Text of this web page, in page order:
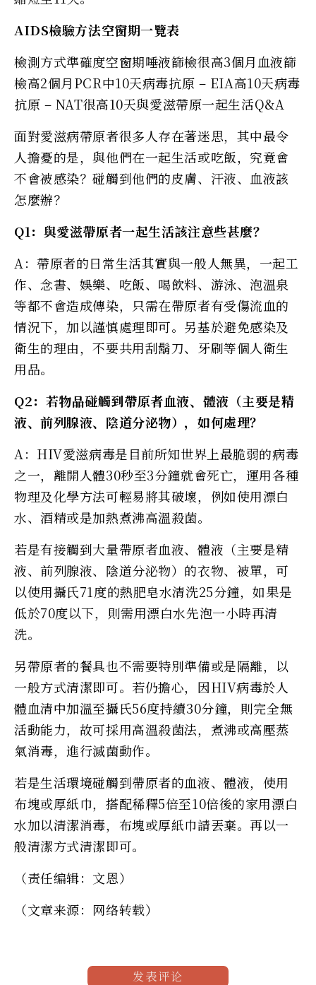
AIDS檢驗方法空窗期一覽表
檢測方式準確度空窗期唾液篩檢很高3個月血液篩
檢高2個月PCR中10天病毒抗原 – EIA高10天病毒
抗原 – NAT很高10天與愛滋帶原一起生活Q&A
面對愛滋病帶原者很多人存在著迷思，其中最令
人擔憂的是，與他們在一起生活或吃飯，究竟會
不會被感染？碰觸到他們的皮膚、汗液、血液該
怎麼辦？
Q1：與愛滋帶原者一起生活該注意些甚麼？
A：帶原者的日常生活其實與一般人無異，一起工
作、念書、娛樂、吃飯、喝飲料、游泳、泡溫泉
等都不會造成傳染，只需在帶原者有受傷流血的
情況下，加以謹慎處理即可。另基於避免感染及
衛生的理由，不要共用刮鬍刀、牙刷等個人衛生
用品。
Q2：若物品碰觸到帶原者血液、體液（主要是精
液、前列腺液、陰道分泌物），如何處理？
A：HIV愛滋病毒是目前所知世界上最脆弱的病毒
之一，離開人體30秒至3分鐘就會死亡，運用各種
物理及化學方法可輕易將其破壞，例如使用漂白
水、酒精或是加熱煮沸高溫殺菌。
若是有接觸到大量帶原者血液、體液（主要是精
液、前列腺液、陰道分泌物）的衣物、被單，可
以使用攝氏71度的熱肥皂水清洗25分鐘，如果是
低於70度以下，則需用漂白水先泡一小時再清
洗。
另帶原者的餐具也不需要特別準備或是隔離，以
一般方式清潔即可。若仍擔心，因HIV病毒於人
體血清中加溫至攝氏56度持續30分鐘，則完全無
活動能力，故可採用高溫殺菌法，煮沸或高壓蒸
氣消毒，進行滅菌動作。
若是生活環境碰觸到帶原者的血液、體液，使用
布塊或厚紙巾，搭配稀釋5倍至10倍後的家用漂白
水加以清潔消毒，布塊或厚紙巾請丟棄。再以一
般清潔方式清潔即可。
（责任编辑：文恩）
（文章来源：网络转载）
发表评论